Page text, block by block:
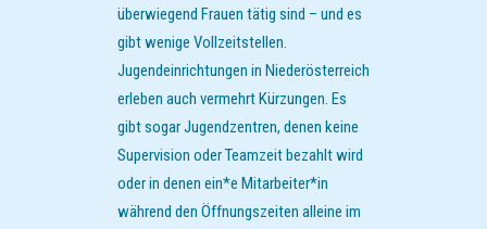
überwiegend Frauen tätig sind – und es
gibt wenige Vollzeitstellen.
Jugendeinrichtungen in Niederösterreich
erleben auch vermehrt Kürzungen. Es
gibt sogar Jugendzentren, denen keine
Supervision oder Teamzeit bezahlt wird
oder in denen ein*e Mitarbeiter*in
während den Öffnungszeiten alleine im